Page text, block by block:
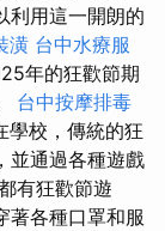
利用這一開朗的
潢 台中水療服
年的狂歡節期
台中按摩排毒
學校，傳統的狂
並通過各種遊戲
有狂歡節遊
著各種口罩和服